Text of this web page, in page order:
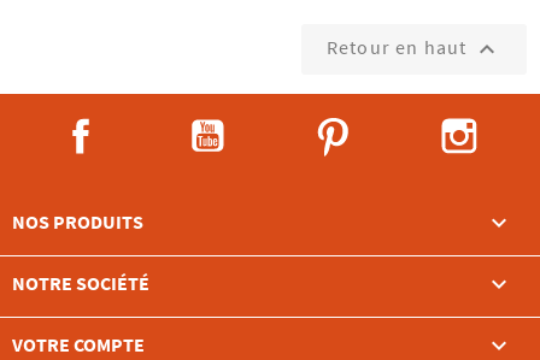
Retour en haut 
NOS PRODUITS 
NOTRE SOCIÉTÉ 
VOTRE COMPTE 